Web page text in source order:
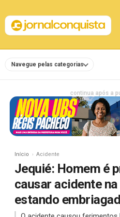
Navegue pelas categorias
continua após a
Início Acidente
Jequié: Homem é
causar acidente
estando